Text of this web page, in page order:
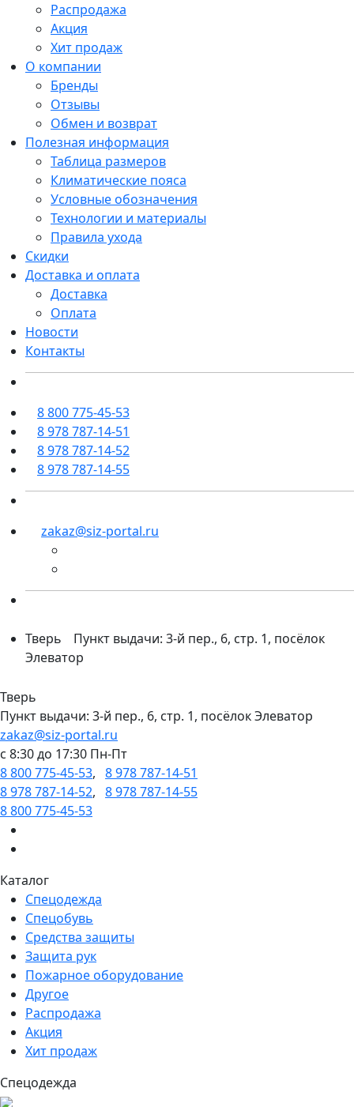
Распродажа
Акция
Хит продаж
О компании
Бренды
Отзывы
Обмен и возврат
Полезная информация
Таблица размеров
Климатические пояса
Условные обозначения
Технологии и материалы
Правила ухода
Скидки
Доставка и оплата
Доставка
Оплата
Новости
Контакты
8 800 775-45-53
8 978 787-14-51
8 978 787-14-52
8 978 787-14-55
zakaz@siz-portal.ru
Тверь
Пункт выдачи: 3-й пер., 6, стр. 1, посёлок
Элеватор
Тверь
Пункт выдачи: 3-й пер., 6, стр. 1, посёлок Элеватор
zakaz@siz-portal.ru
c 8:30 до 17:30 Пн-Пт
8 800 775-45-53, 8 978 787-14-51
8 978 787-14-52, 8 978 787-14-55
8 800 775-45-53
Каталог
Спецодежда
Спецобувь
Средства защиты
Защита рук
Пожарное оборудование
Другое
Распродажа
Акция
Хит продаж
Спецодежда